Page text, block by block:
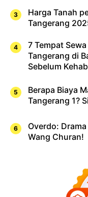
Harga Tanah
Tangerang
7 Tempat
Tangerang di
Sebelum
Berapa Biaya
Tangerang 1?
Overdo:
Wang Churan!